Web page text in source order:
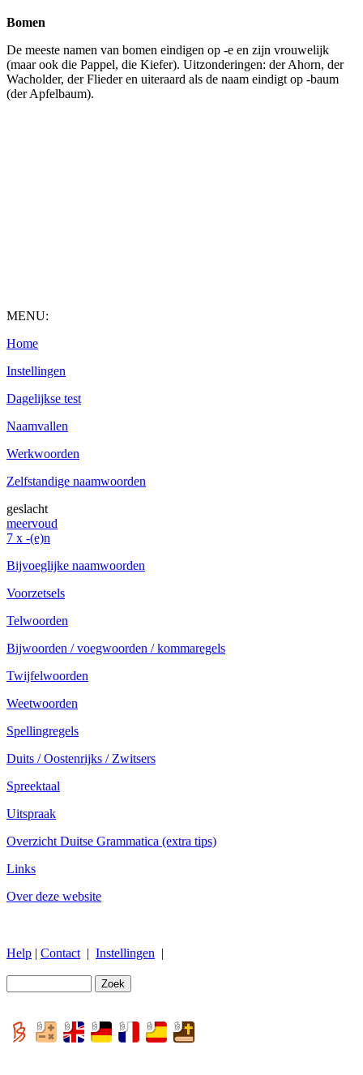
Bomen
De meeste namen van bomen eindigen op -e en zijn vrouwelijk
(maar ook die Pappel, die Kiefer). Uitzonderingen: der Ahorn, der
Wacholder, der Flieder en uiteraard als de naam eindigt op -baum
(der Apfelbaum).
MENU:
Home
Instellingen
Dagelijkse test
Naamvallen
Werkwoorden
Zelfstandige naamwoorden
geslacht
meervoud
7 x -(e)n
Bijvoeglijke naamwoorden
Voorzetsels
Telwoorden
Bijwoorden / voegwoorden / kommaregels
Twijfelwoorden
Weetwoorden
Spellingregels
Duits / Oostenrijks / Zwitsers
Spreektaal
Uitspraak
Overzicht Duitse Grammatica (extra tips)
Links
Over deze website
Help | Contact | Instellingen |